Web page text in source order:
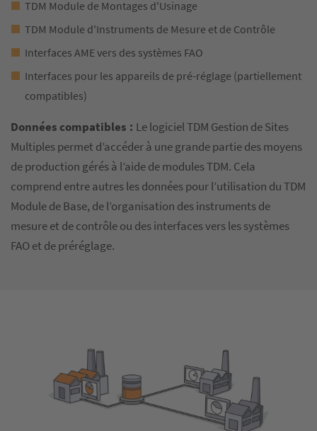
TDM Module de Montages d'Usinage
TDM Module d'Instruments de Mesure et de Contrôle
Interfaces AME vers des systèmes FAO
Interfaces pour les appareils de pré-réglage (partiellement
compatibles)
Données compatibles : Le logiciel TDM Gestion de Sites
Multiples permet d’accéder à une grande partie des moyens
de production gérés à l’aide de modules TDM. Cela
comprend entre autres les données pour l’utilisation du TDM
Module de Base, de l’organisation des instruments de
mesure et de contrôle ou des interfaces vers les systèmes
FAO et de préréglage.